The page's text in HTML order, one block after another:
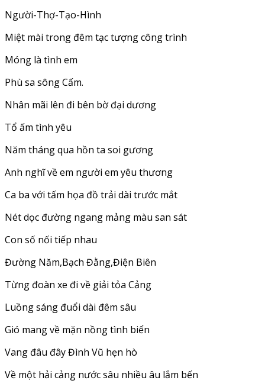
Người-Thợ-Tạo-Hình
Miệt mài trong đêm tạc tượng công trình
Móng là tình em
Phù sa sông Cấm.
Nhân mãi lên đi bên bờ đại dương
Tổ ấm tình yêu
Năm tháng qua hồn ta soi gương
Anh nghĩ về em người em yêu thương
Ca ba với tấm họa đồ trải dài trước mắt
Nét dọc đường ngang mảng màu san sát
Con số nối tiếp nhau
Đường Năm,Bạch Đằng,Điện Biên
Từng đoàn xe đi về giải tỏa Cảng
Luồng sáng đuổi dài đêm sâu
Gió mang về mặn nồng tình biển
Vang đâu đây Đình Vũ hẹn hò
Về một hải cảng nước sâu nhiều âu lắm bến